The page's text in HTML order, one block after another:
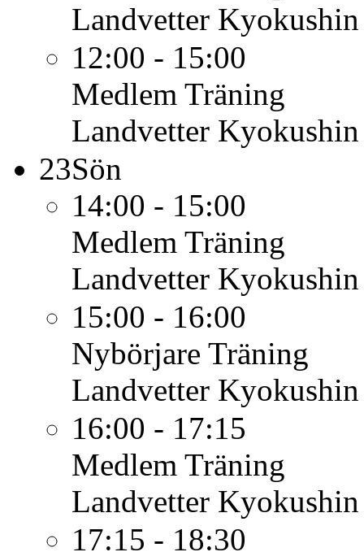
Landvetter
12:00 - 15:00
Medlem Träning
Landvetter
23Sön
14:00 - 15:00
Medlem Träning
Landvetter
15:00 - 16:00
Nybörjare Träning
Landvetter
16:00 - 17:15
Medlem Träning
Landvetter
17:15 - 18:30